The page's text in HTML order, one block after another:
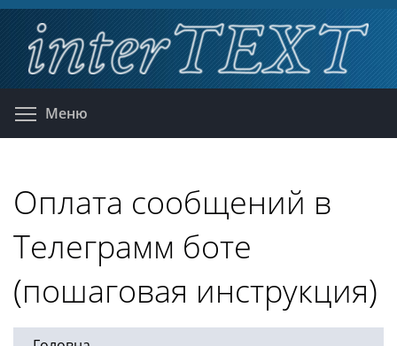
Перейти
основному
содержанию
Меню
Оплата сообщений в
Телеграмм боте
(пошаговая инструкция)